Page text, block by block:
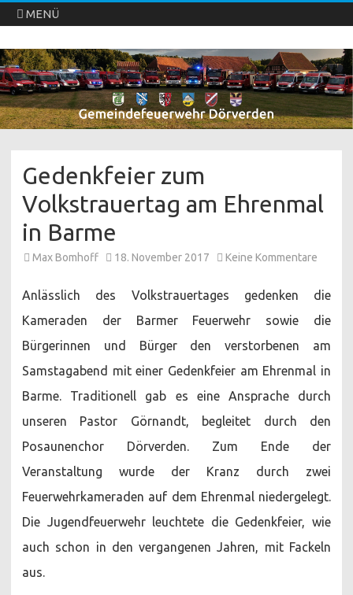
MENÜ
Freiwillige Feuerwehren Dörverden
Direkt
zum
Inhalt
springen
Gedenkfeier zum
Volkstrauertag am Ehrenmal
in Barme
Max Bomhoff 18. November 2017 Keine Kommentare
am
in
Anlässlich des Volkstrauertages gedenken die
Kameraden der Barmer Feuerwehr sowie die
Bürgerinnen und Bürger den verstorbenen am
Samstagabend mit einer Gedenkfeier am Ehrenmal in
Barme. Traditionell gab es eine Ansprache durch
unseren Pastor Görnandt, begleitet durch den
Posaunenchor Dörverden. Zum Ende der
Veranstaltung wurde der Kranz durch zwei
Feuerwehrkameraden auf dem Ehrenmal niedergelegt.
Die Jugendfeuerwehr leuchtete die Gedenkfeier, wie
auch schon in den vergangenen Jahren, mit Fackeln
aus.